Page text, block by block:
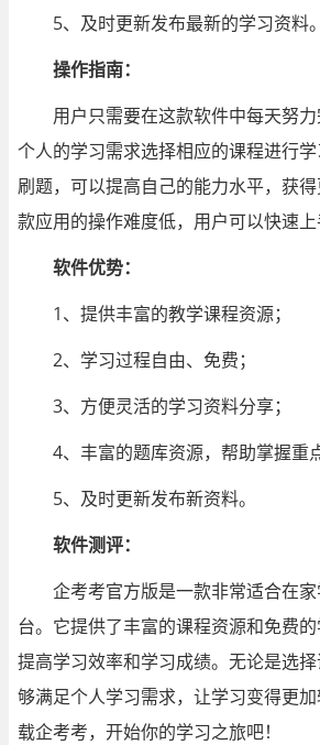
5、及时更新发布最新的学习资料。
操作指南：
用户只需要在这款软件中每天努
个人的学习需求选择相应的课程进行
刷题，可以提高自己的能力水平，获
款应用的操作难度低，用户可以快速上
软件优势：
1、提供丰富的教学课程资源；
2、学习过程自由、免费；
3、方便灵活的学习资料分享；
4、丰富的题库资源，帮助掌握重
5、及时更新发布新资料。
软件测评：
企考考官方版是一款非常适合在
台。它提供了丰富的课程资源和免费
提高学习效率和学习成绩。无论是选
够满足个人学习需求，让学习变得更
载企考考，开始你的学习之旅吧！